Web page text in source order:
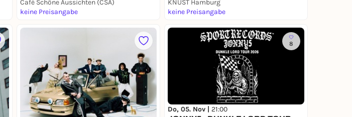
Café Schöne Aussichten (CSA)
keine Preisangabe
KNUST Hamburg
keine Preisangabe
8
Do, 05. Nov | 21:00